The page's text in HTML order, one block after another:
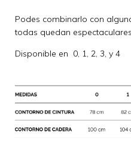
Podes combinarlo con
todas quedan
Disponible en 0, 1, 2, 3, y 4